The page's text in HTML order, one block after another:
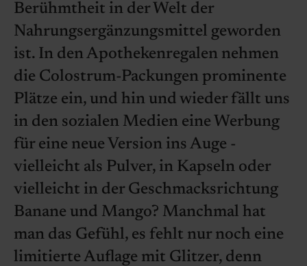
Berühmtheit in der Welt der
Nahrungsergänzungsmittel geworden
ist. In den Apothekenregalen nehmen
die Colostrum-Packungen prominente
Plätze ein, und hin und wieder fällt uns
in den sozialen Medien eine Werbung
für eine neue Version ins Auge -
vielleicht als Pulver, in Kapseln oder
vielleicht in der Geschmacksrichtung
Banane und Mango? Manchmal hat
man das Gefühl, es fehlt nur noch eine
limitierte Auflage mit Glitzer, denn